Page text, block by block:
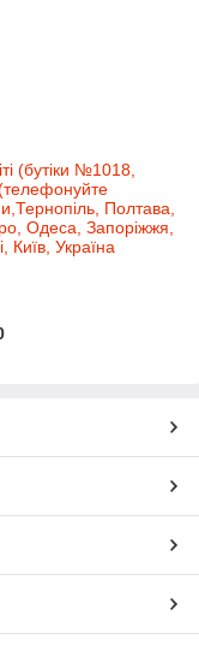
(бутіки №1018,
Полтава,
Одеса, Запоріжжя,
Київ, Україна